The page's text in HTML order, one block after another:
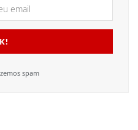
spam